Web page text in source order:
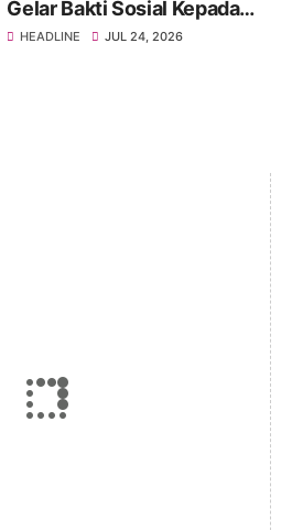
Gelar Bakti Sosial Kepada
Warga Lingkungan Sekitar
HEADLINE JUL 24, 2026